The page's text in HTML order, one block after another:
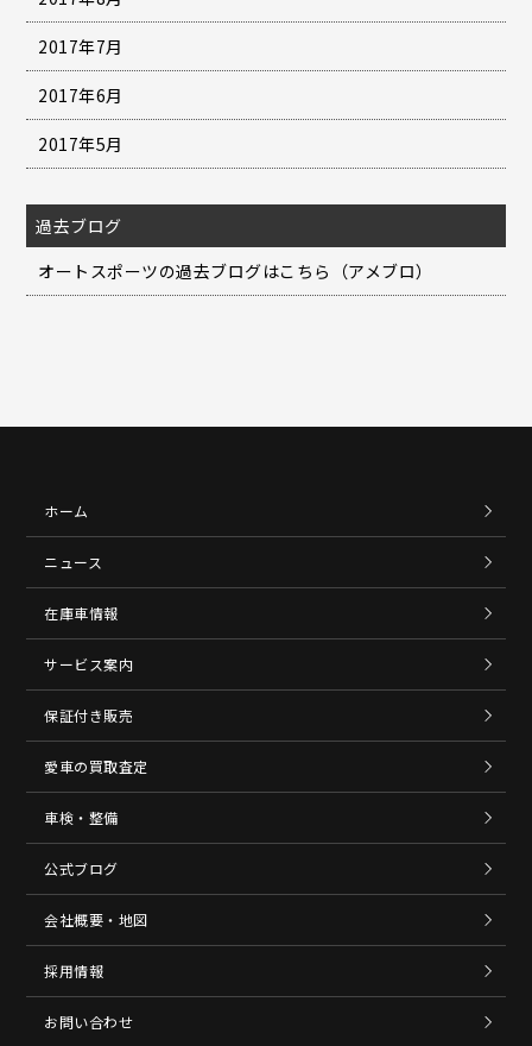
2017年7月
2017年6月
2017年5月
過去ブログ
オートスポーツの過去ブログはこちら（アメブロ）
ホーム
ニュース
在庫車情報
サービス案内
保証付き販売
愛車の買取査定
車検・整備
公式ブログ
会社概要・地図
採用情報
お問い合わせ